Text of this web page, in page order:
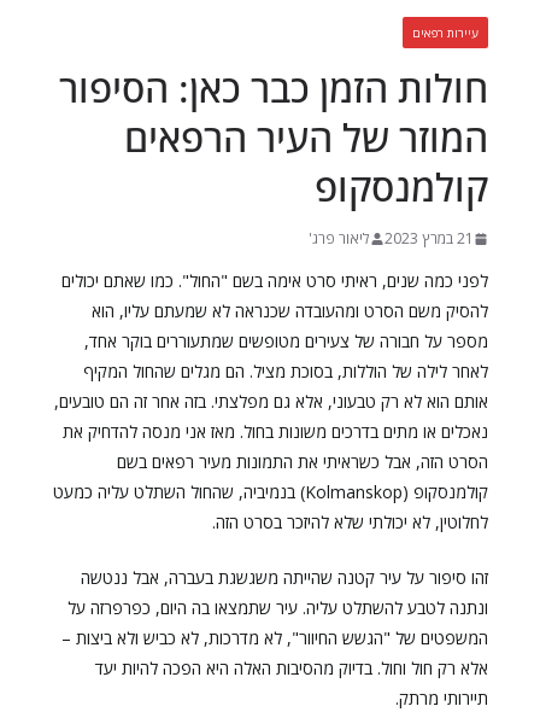
עיירות רפאים
חולות הזמן כבר כאן: הסיפור
המוזר של העיר הרפאים
קולמנסקופ
21 במרץ 2023 ליאור פרג'
לפני כמה שנים, ראיתי סרט אימה בשם "החול". כמו שאתם יכולים
להסיק משם הסרט ומהעובדה שכנראה לא שמעתם עליו, הוא
מספר על חבורה של צעירים מטופשים שמתעוררים בוקר אחד,
לאחר לילה של הוללות, בסוכת מציל. הם מגלים שהחול המקיף
אותם הוא לא רק טבעוני, אלא גם מפלצתי. בזה אחר זה הם טובעים,
נאכלים או מתים בדרכים משונות בחול. מאז אני מנסה להדחיק את
הסרט הזה, אבל כשראיתי את התמונות מעיר רפאים בשם
קולמנסקופ (Kolmanskop) בנמיביה, שהחול השתלט עליה כמעט
לחלוטין, לא יכולתי שלא להיזכר בסרט הזה.
זהו סיפור על עיר קטנה שהייתה משגשגת בעברה, אבל ננטשה
ונתנה לטבע להשתלט עליה. עיר שתמצאו בה היום, כפרפרזה על
המשפטים של "הגשש החיוור", לא מדרכות, לא כביש ולא ביצות –
אלא רק חול וחול. בדיוק מהסיבות האלה היא הפכה להיות יעד
תיירותי מרתק.